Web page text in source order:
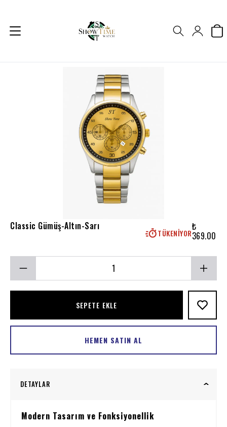
Classic Gümüş-Altın-Sarı
TÜKENIYOR
₺
369.00
SEPETE EKLE
HEMEN SATIN AL
DETAYLAR
Modern Tasarım ve Fonksiyonellik